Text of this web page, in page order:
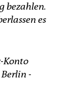
bezahlen.
es
Konto
Berlin -